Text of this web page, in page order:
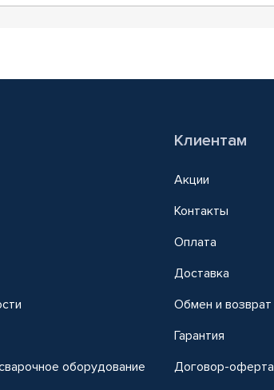
оборудование
Клиентам
Акции
Контакты
Оплата
Доставка
Обмен и возврат
Гарантия
Договор-оферта